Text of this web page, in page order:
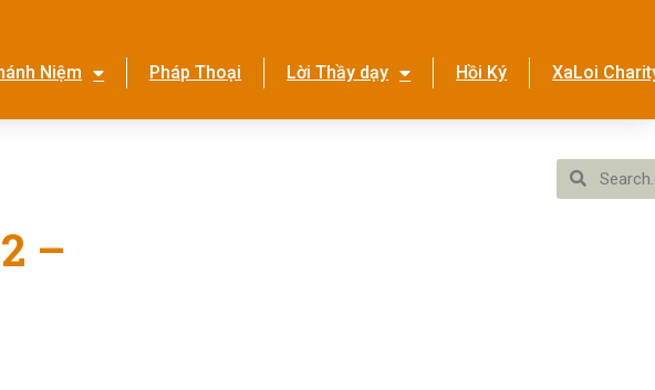
Niệm Pháp Thoại Lời Thầy dạy Hồi Ký XaLoi
–